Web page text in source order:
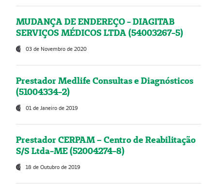
MUDANÇA DE ENDEREÇO - DIAGITAB
SERVIÇOS MÉDICOS LTDA (54003267-5)
03 de Novembro de 2020
Prestador Medlife Consultas e Diagnósticos
(51004334-2)
01 de Janeiro de 2019
Prestador CERPAM – Centro de Reabilitação
S/S Ltda-ME (52004274-8)
18 de Outubro de 2019